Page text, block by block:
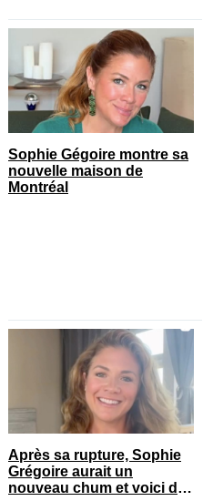
Sophie Gégoire montre sa
nouvelle maison de
Montréal
Après sa rupture, Sophie
Grégoire aurait un
nouveau chum et voici de